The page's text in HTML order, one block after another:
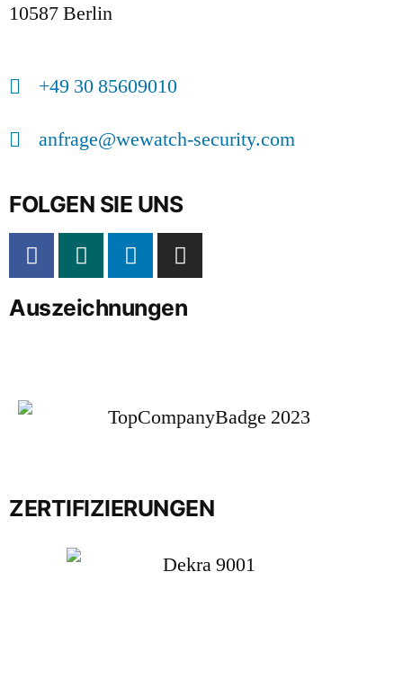
10587 Berlin
+49 30 85609010
anfrage@wewatch-security.com
FOLGEN SIE UNS
Auszeichnungen
ZERTIFIZIERUNGEN